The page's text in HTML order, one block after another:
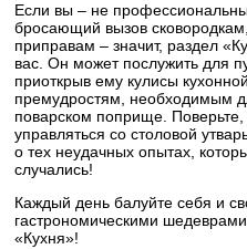
Если вы – не
бросающий вызов
приправам – значит, раздел
вас. Он может послужить для
приоткрыв ему кулисы
премудростям, необходимым
поварском поприще. Поверьте,
управляться со столовой
о тех неудачных опытах,
случались!
Каждый день балуйте себя и
гастрономическими
«Кухня»!